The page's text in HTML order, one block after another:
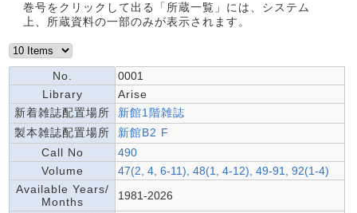
巻号をクリックして出る「所蔵一覧」には、システム
上、所蔵資料の一部のみが表示されます。
No.
0001
Library
Arise
新着雑誌配置場所
新館1階雑誌
製本雑誌配置場所
新館B2 F
Call No
490
Volume
47(2, 4, 6-11), 48(1, 4-12), 49-91, 92(1-4)
Available Years/
Months
1981-2026